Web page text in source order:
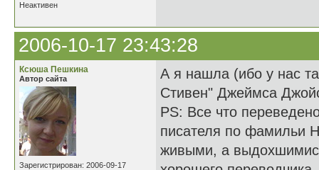
Неактивен
2006-10-17 23:43:28
Ксюша Пешкина
Автор сайта
Зарегистрирован: 2006-09-17
А я нашла (ибо у нас
Стивен" Джеймса
PS: Все что
писателя по фамильи
живыми, а